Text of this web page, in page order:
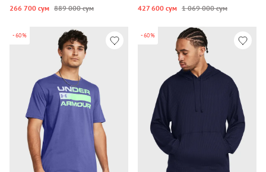
266 700 сум 889 000 сум 427 600 сум 1 069 000 сум
-60% -60%